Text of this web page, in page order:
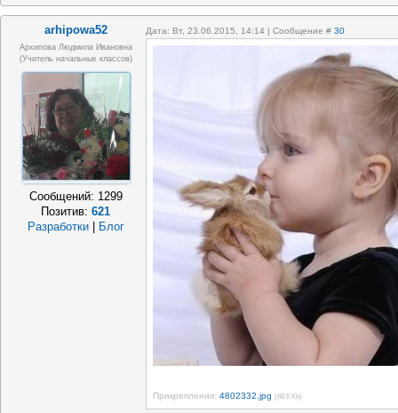
arhipowa52 Дата: Вт, 23.06.2015, 14:14 | Сообщение # 30
Архипова Людмила Ивановна
(учитель начальных классов)
Сообщений: 1299
Позитив:621
Разработки
Блог
Прикрепления: 4802332.jpg (68.6 Kb)